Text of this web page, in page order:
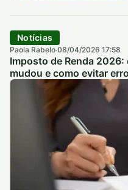
Notícias
Paola Rabelo·08/04/2026 17:58
Imposto de Renda
mudou e como evitar